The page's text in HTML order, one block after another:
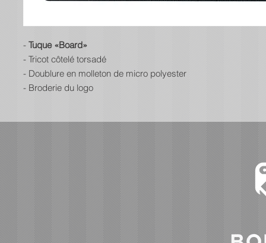
- Tuque «Board»
- Tricot côtelé torsadé
- Doublure en molleton de micro polyester
- Broderie du logo